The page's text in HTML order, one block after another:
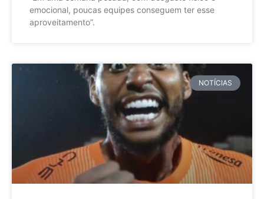
emocional, poucas equipes conseguem ter esse
aproveitamento”.
NOTÍCIAS